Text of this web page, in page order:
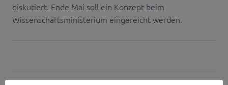
diskutiert. Ende Mai soll ein Konzept beim
Wissenschaftsministerium eingereicht werden.